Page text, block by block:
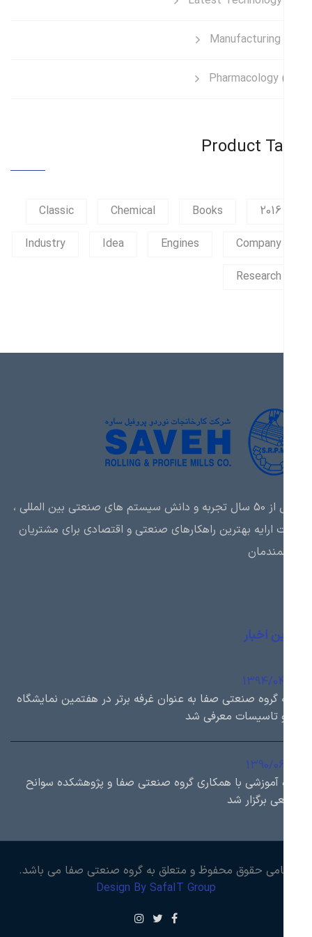
Manufacturing
Pharmacology
Product
Books
Chemical
Classic
Company
Engines
Industry
Research
بیش از 50 سال تجربه و دانش سیستم های صنعتی بین المللی ،
بهترین راهکارهای صنعتی و اقتصادی برای مشتریان
اخبار
1394/
گروه صنعتی صفا به عنوان غرفه برتر در هفتمین نمایشگاه
تاسیسات معرفی شد
1390/
آموزشی با همكاري گروه صنعتی صفا و پژوهشكده سوانح
برگزار شد
حقوق محفوظ و متعلق به گروه صنعتی صفا می باشد.
Design By SafaIT Group